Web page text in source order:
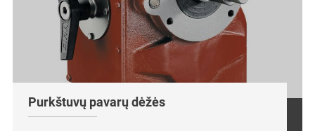
Purkštuvų pavarų dėžės